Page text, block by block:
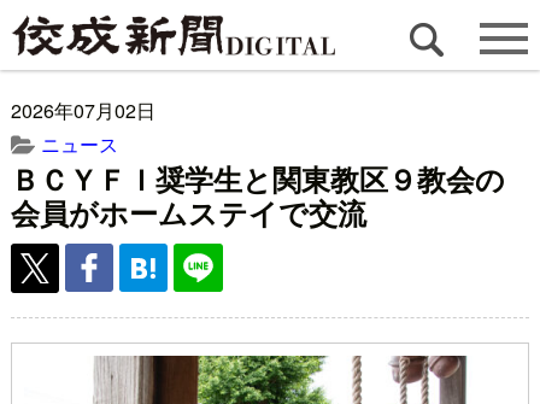
2026年07月02日
ニュース
ＢＣＹＦＩ奨学生と関東教区９教会の
会員がホームステイで交流